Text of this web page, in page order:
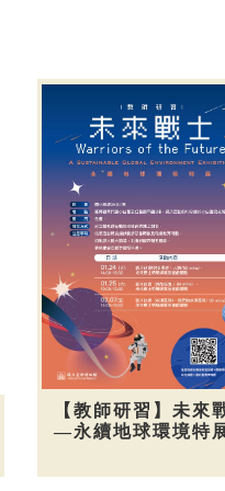
【教師研習】未來
—永續地球環境特